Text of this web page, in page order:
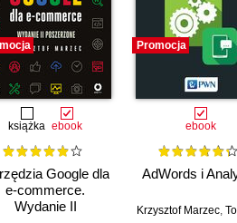
Burzyński ,Krzysztof Burzyński,Kamil
książka ebook
Google dla
e-commerce.
Wydanie II
Promocja
ebook
AdWords i
Krzysztof Marzec,